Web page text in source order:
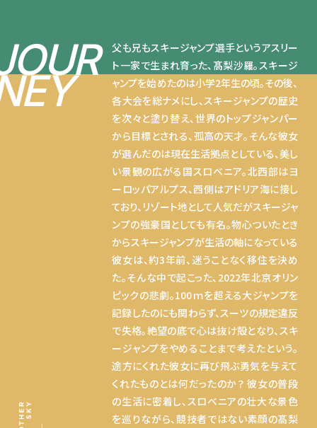
父も兄もスキージャンプ選手というアスリー
ト一家で生まれ育った、髙梨沙羅。スキージ
ャンプを始めたのは小学2年生の頃。その後、
各大会を総ナメにし、スキージャンプの歴史
を次々と塗り替え、世界のトップジャンパー
から目標とされる、孤高の天才。そんな彼女
が選んだのは現在生活拠点としている、美し
い景観の広がる国スロベニア。北西部はヨ
ーロッパアルプス、西側はアドリア海に接し
ており、リゾート地として人気だがスキージャ
ンプの強豪国としても有名。物心ついたとき
からスキージャンプが生活の軸になっている
彼女は、約3年前、迷うことなく移住を決め
た。そんな中で起こった、2022年北京オリン
ピックの悲劇。100ｍを超える大ジャンプを
記録したのにも関わらず、スーツの規定違反
で失格。絶望の底で心は抜け殻となり、スキ
ージャンプをやめることまで考えたという。
途方にくれた彼女に再び飛ぶ勇気を与えて
くれたものとは何だったのか？ 彼女の普段
の生活に密着し、スロベニアの壮大な景色
を巡りながら、競技者ではない素顔の髙梨